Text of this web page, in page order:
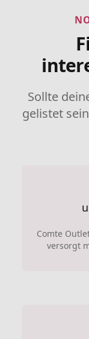
Sollte
gelistet
Comte
versorgt